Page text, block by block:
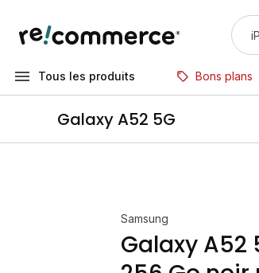
Tous les produits Bons plans
Galaxy A52 5G
Samsung
Galaxy